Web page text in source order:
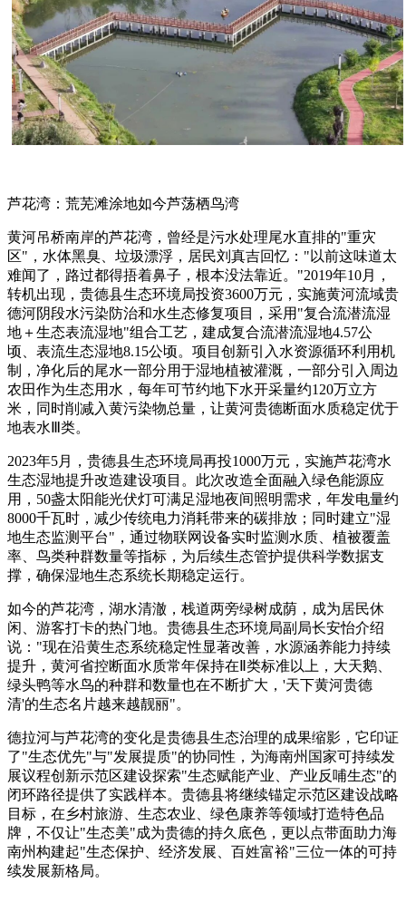
芦花湾：荒芜滩涂地如今芦荡栖鸟湾
黄河吊桥南岸的芦花湾，曾经是污水处理尾水直排的"重灾
区"，水体黑臭、垃圾漂浮，居民刘真吉回忆："以前这味道太
难闻了，路过都得捂着鼻子，根本没法靠近。"2019年10月，
转机出现，贵德县生态环境局投资3600万元，实施黄河流域贵
德河阴段水污染防治和水生态修复项目，采用"复合流潜流湿
地＋生态表流湿地"组合工艺，建成复合流潜流湿地4.57公
顷、表流生态湿地8.15公顷。项目创新引入水资源循环利用机
制，净化后的尾水一部分用于湿地植被灌溉，一部分引入周边
农田作为生态用水，每年可节约地下水开采量约120万立方
米，同时削减入黄污染物总量，让黄河贵德断面水质稳定优于
地表水Ⅲ类。
2023年5月，贵德县生态环境局再投1000万元，实施芦花湾水
生态湿地提升改造建设项目。此次改造全面融入绿色能源应
用，50盏太阳能光伏灯可满足湿地夜间照明需求，年发电量约
8000千瓦时，减少传统电力消耗带来的碳排放；同时建立"湿
地生态监测平台"，通过物联网设备实时监测水质、植被覆盖
率、鸟类种群数量等指标，为后续生态管护提供科学数据支
撑，确保湿地生态系统长期稳定运行。
如今的芦花湾，湖水清澈，栈道两旁绿树成荫，成为居民休
闲、游客打卡的热门地。贵德县生态环境局副局长安怡介绍
说："现在沿黄生态系统稳定性显著改善，水源涵养能力持续
提升，黄河省控断面水质常年保持在Ⅱ类标准以上，大天鹅、
绿头鸭等水鸟的种群和数量也在不断扩大，'天下黄河贵德
清'的生态名片越来越靓丽"。
德拉河与芦花湾的变化是贵德县生态治理的成果缩影，它印证
了"生态优先"与"发展提质"的协同性，为海南州国家可持续发
展议程创新示范区建设探索"生态赋能产业、产业反哺生态"的
闭环路径提供了实践样本。贵德县将继续锚定示范区建设战略
目标，在乡村旅游、生态农业、绿色康养等领域打造特色品
牌，不仅让"生态美"成为贵德的持久底色，更以点带面助力海
南州构建起"生态保护、经济发展、百姓富裕"三位一体的可持
续发展新格局。